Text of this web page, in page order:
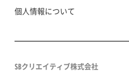
個人情報について
SBクリエイティブ株式会社